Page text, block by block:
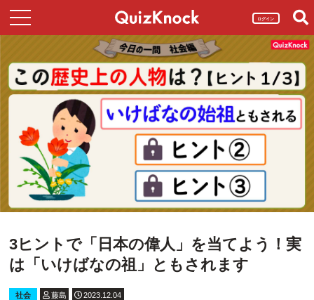
ログイン
3ヒントで「日本の偉人」を当てよう！実
は「いけばなの祖」ともされます
社会 藤島 2023.12.04